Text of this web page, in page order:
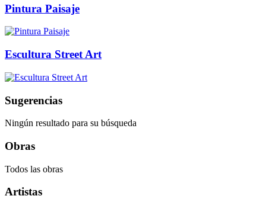
Pintura Paisaje
Escultura Street Art
Sugerencias
Ningún resultado para su búsqueda
Obras
Todos las obras
Artistas